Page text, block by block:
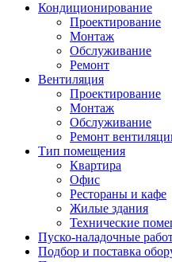
Кондиционирование
Проектирование
Монтаж
Обслуживание
Ремонт
Вентиляция
Проектирование
Монтаж
Обслуживание
Ремонт
Тип помещения
Квартира
Офис
Рестораны и кафе
Жилые здания
Технические
Пуско-наладочные
Подбор и поставка